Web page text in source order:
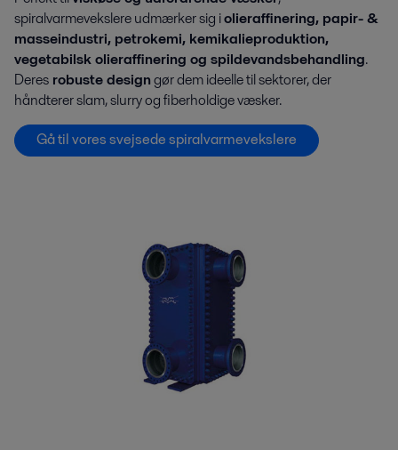
spiralvarmevekslere udmærker sig iolieraffinering, papir- &
masseindustri, petrokemi, kemikalieproduktion,
vegetabilsk olieraffinering og spildevandsbehandling.
Deres robuste designgør dem ideelle til sektorer, der
håndterer slam, slurry og fiberholdige væsker.
Gå til vores svejsede spiralvarmevekslere